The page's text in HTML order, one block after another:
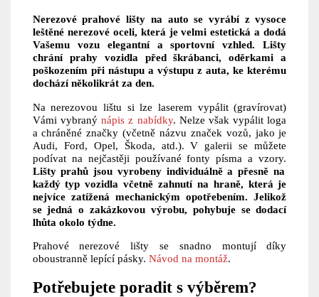
Nerezové prahové lišty na auto se vyrábí z vysoce
leštěné nerezové oceli, která je velmi estetická a dodá
Vašemu vozu elegantní a sportovní vzhled. Lišty
chrání prahy vozidla před škrábanci, oděrkami a
poškozením při nástupu a výstupu z auta, ke kterému
dochází několikrát za den.
Na nerezovou lištu si lze laserem vypálit (gravírovat)
Vámi vybranýnápis z nabídky. Nelze však vypálit loga
a chráněné značky (včetně názvu značek vozů, jako je
Audi, Ford, Opel, Škoda, atd.). V galerii se můžete
podívat na nejčastěji používané fonty písma a vzory.
Lišty prahů jsou vyrobeny individuálně a přesně na
každý typ vozidla včetně zahnutí na hraně, která je
nejvíce zatížená mechanickým opotřebením. Jelikož
se jedná o zakázkovou výrobu, pohybuje se dodací
lhůta okolo týdne.
Prahové nerezové lišty se snadno montují díky
oboustranně lepící pásky. Návod na montáž.
Potřebujete poradit s výběrem?